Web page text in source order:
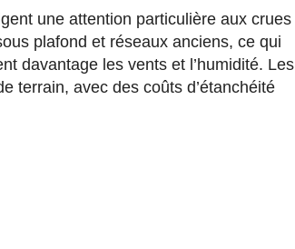
une attention particulière aux crues
plafond et réseaux anciens, ce qui
davantage les vents et l’humidité. Les
terrain, avec des coûts d’étanchéité